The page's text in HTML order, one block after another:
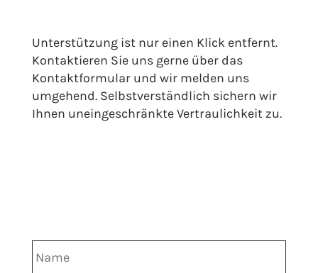
Unterstützung ist nur einen Klick entfernt.
Kontaktieren Sie uns gerne über das
Kontaktformular und wir melden uns
umgehend. Selbstverständlich sichern wir
Ihnen uneingeschränkte Vertraulichkeit zu.
Name